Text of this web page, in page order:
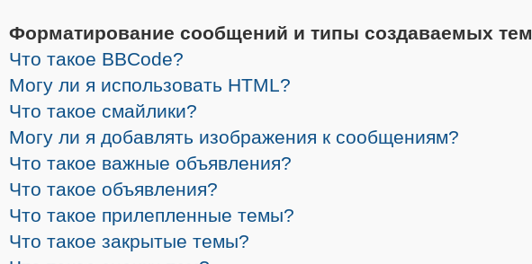
Форматирование сообщений и типы создаваемых тем
Что такое BBCode?
Могу ли я использовать HTML?
Что такое смайлики?
Могу ли я добавлять изображения к сообщениям?
Что такое важные объявления?
Что такое объявления?
Что такое прилепленные темы?
Что такое закрытые темы?